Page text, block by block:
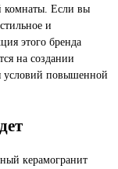
Если вы
и
этого бренда
на создании
условий повышенной
керамогранит